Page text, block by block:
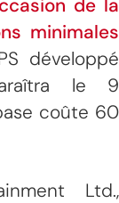
minimales
développé
le 9
coûte 60
Ltd.,